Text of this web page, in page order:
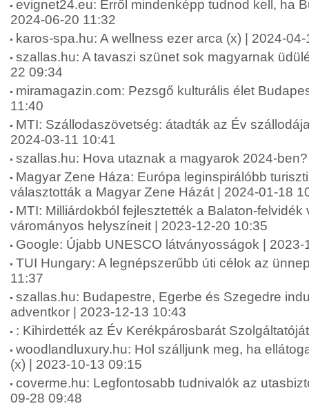
evignet24.eu: Erről mindenképp tudnod kell, ha
2024-06-20 11:32
karos-spa.hu: A wellness ezer arca (x) | 2024-04-
szallas.hu: A tavaszi szünet sok magyarnak
22 09:34
miramagazin.com: Pezsgő kulturális élet
11:40
MTI: Szállodaszövetség: átadták az Év
2024-03-11 10:41
szallas.hu: Hova utaznak a magyarok 2024-
Magyar Zene Háza: Európa leginspirálóbb
választották a Magyar Zene Házát | 2024-01-18
MTI: Milliárdokból fejlesztették a Balaton-felvidék
várományos helyszíneit | 2023-12-20 10:35
Google: Újabb UNESCO látványosságok | 2023-
TUI Hungary: A legnépszerűbb úti célok az
11:37
szallas.hu: Budapestre, Egerbe és Szegedre
adventkor | 2023-12-13 10:43
: Kihirdették az Év Kerékpárosbarát
woodlandluxury.hu: Hol szálljunk meg, ha
(x) | 2023-10-13 09:15
coverme.hu: Legfontosabb tudnivalók az
09-28 09:48